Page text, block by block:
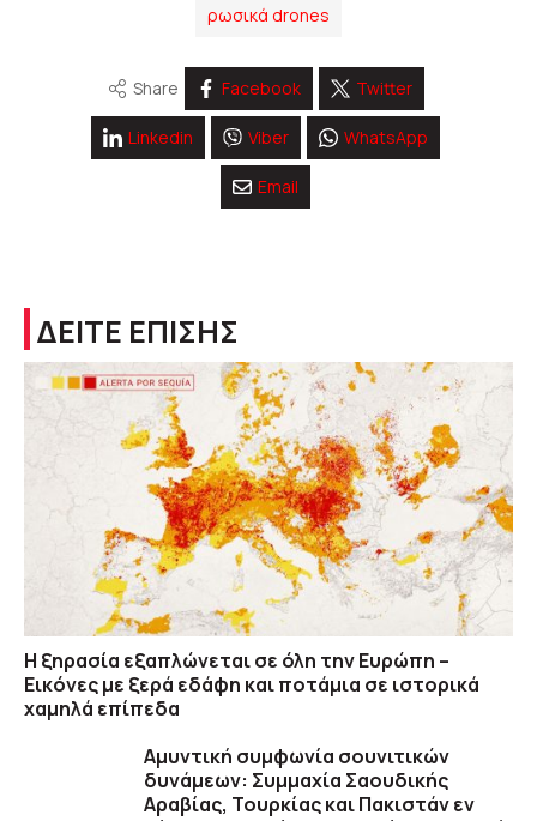
ρωσικά drones
Share Facebook Twitter
Linkedin Viber WhatsApp
Email
ΔΕΙΤΕ ΕΠΙΣΗΣ
Η ξηρασία εξαπλώνεται σε όλη την Ευρώπη –
Εικόνες με ξερά εδάφη και ποτάμια σε ιστορικά
χαμηλά επίπεδα
Αμυντική συμφωνία σουνιτικών
δυνάμεων: Συμμαχία Σαουδικής
Αραβίας, Τουρκίας και Πακιστάν εν